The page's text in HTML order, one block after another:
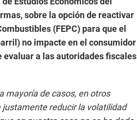
sobre la opción de reactivar
(FEPC) para que el
no impacte en el consumidor
evaluar a las autoridades fiscales
mayoría de casos, en otros
reducir la volatilidad